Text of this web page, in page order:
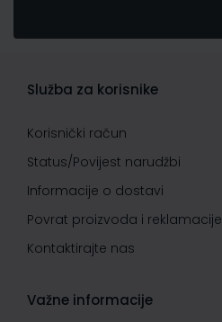
Služba za korisnike
Korisnički račun
Status/Povijest narudžbi
Informacije o dostavi
Povrat proizvoda i reklamacije
Kontaktirajte nas
Važne informacije